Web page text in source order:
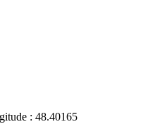
: 48.40165